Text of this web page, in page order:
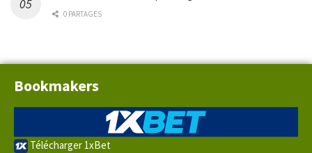
0 PARTAGES
Bookmakers
Télécharger 1xBet